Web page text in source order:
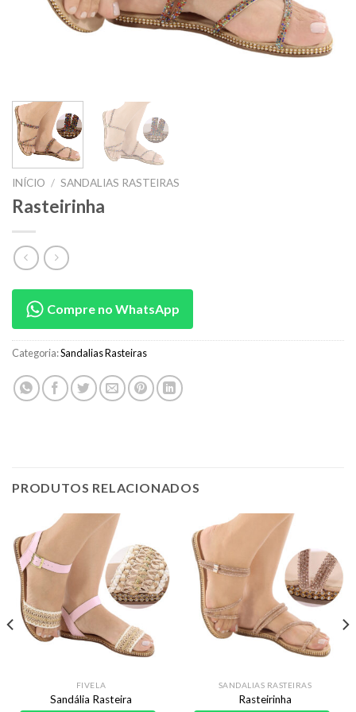
INÍCIO / SANDALIAS RASTEIRAS
Rasteirinha
Compre no WhatsApp
Categoria:Sandalias Rasteiras
PRODUTOS RELACIONADOS
FIVELA
Sandália Rasteira
SANDALIAS RASTEIRAS
Rasteirinha